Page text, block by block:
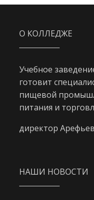
О КОЛЛЕДЖЕ
Учебное
готовит
пищевой
питания и
директор
НАШИ НОВОСТИ